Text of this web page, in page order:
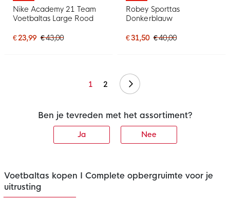
Nike Academy 21 Team
Voetbaltas Large Rood
€ 23,99 € 43,00
Robey Sporttas
Donkerblauw
€ 31,50 € 40,00
1 2 Volgende
Ben je tevreden met het assortiment?
Ja Nee
Voetbaltas kopen I Complete opbergruimte voor je
uitrusting